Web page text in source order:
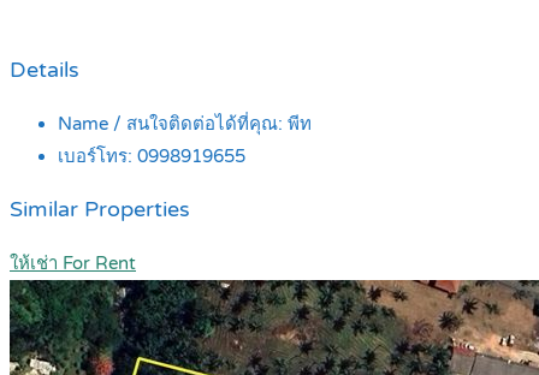
Details
Name / สนใจติดต่อได้ที่คุณ: พีท
เบอร์โทร: 0998919655
Similar Properties
ให้เช่า For Rent